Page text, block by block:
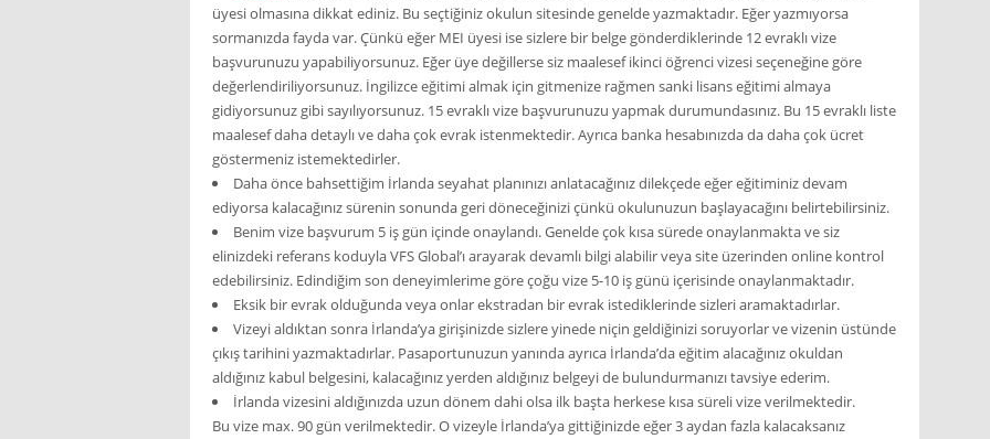
üyesi olmasına dikkat ediniz. Bu seçtiğiniz okulun sitesinde genelde yazmaktadır. Eğer yazmıyorsa
sormanızda fayda var. Çünkü eğer MEI üyesi ise sizlere bir belge gönderdiklerinde 12 evraklı vize
başvurunuzu yapabiliyorsunuz. Eğer üye değillerse siz maalesef ikinci öğrenci vizesi seçeneğine göre
değerlendiriliyorsunuz. İngilizce eğitimi almak için gitmenize rağmen sanki lisans eğitimi almaya
gidiyorsunuz gibi sayılıyorsunuz. 15 evraklı vize başvurunuzu yapmak durumundasınız. Bu 15 evraklı liste
maalesef daha detaylı ve daha çok evrak istenmektedir. Ayrıca banka hesabınızda da daha çok ücret
göstermeniz istemektedirler.
Daha önce bahsettiğim İrlanda seyahat planınızı anlatacağınız dilekçede eğer eğitiminiz devam
ediyorsa kalacağınız sürenin sonunda geri döneceğinizi çünkü okulunuzun başlayacağını belirtebilirsiniz.
Benim vize başvurum 5 iş gün içinde onaylandı. Genelde çok kısa sürede onaylanmakta ve siz
elinizdeki referans koduyla VFS Global’ı arayarak devamlı bilgi alabilir veya site üzerinden online kontrol
edebilirsiniz. Edindiğim son deneyimlerime göre çoğu vize 5-10 iş günü içerisinde onaylanmaktadır.
Eksik bir evrak olduğunda veya onlar ekstradan bir evrak istediklerinde sizleri aramaktadırlar.
Vizeyi aldıktan sonra İrlanda’ya girişinizde sizlere yinede niçin geldiğinizi soruyorlar ve vizenin üstünde
çıkış tarihini yazmaktadırlar. Pasaportunuzun yanında ayrıca İrlanda’da eğitim alacağınız okuldan
aldığınız kabul belgesini, kalacağınız yerden aldığınız belgeyi de bulundurmanızı tavsiye ederim.
İrlanda vizesini aldığınızda uzun dönem dahi olsa ilk başta herkese kısa süreli vize verilmektedir.
Bu vize max. 90 gün verilmektedir. O vizeyle İrlanda’ya gittiğinizde eğer 3 aydan fazla kalacaksanız